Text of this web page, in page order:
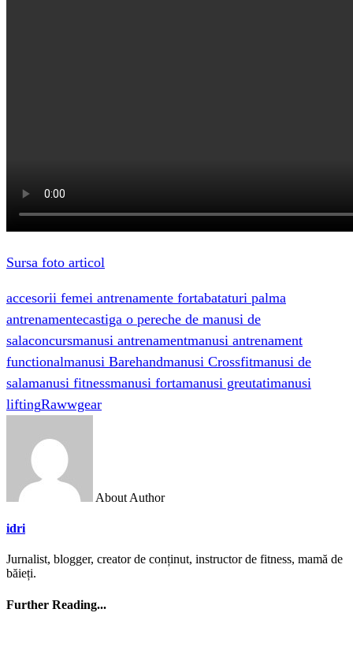
Sursa foto articol
accesorii femei antrenamente fortabataturi palma
antrenamentecastiga o pereche de manusi de
salaconcursmanusi antrenamentmanusi antrenament
functionalmanusi Barehandmanusi Crossfitmanusi de
salamanusi fitnessmanusi fortamanusi greutatimanusi
liftingRawwgear
About Author
idri
Jurnalist, blogger, creator de conținut, instructor de fitness, mamă de
băieți.
Further Reading...